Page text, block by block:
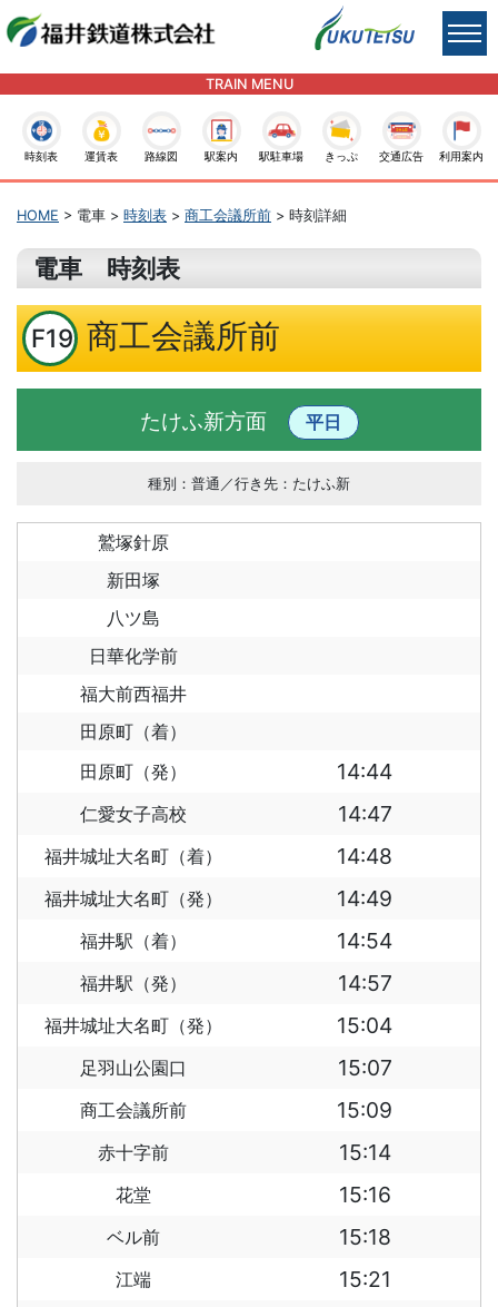
TRAIN MENU
時刻表 運賃表 路線図 駅案内 駅駐車場 きっぷ 交通広告 利用案内
HOME > 電車 > 時刻表 > 商工会議所前 > 時刻詳細
電車 時刻表
F19商工会議所前
たけふ新方面 平日
種別：普通／行き先：たけふ新
鷲塚針原
新田塚
八ツ島
日華化学前
福大前西福井
田原町（着）
田原町（発）
14:44
仁愛女子高校 14:47
福井城址大名町（着） 14:48
福井城址大名町（発） 14:49
福井駅（着） 14:54
福井駅（発） 14:57
福井城址大名町（発） 15:04
足羽山公園口 15:07
商工会議所前 15:09
赤十字前 15:14
花堂 15:16
ベル前 15:18
江端 15:21